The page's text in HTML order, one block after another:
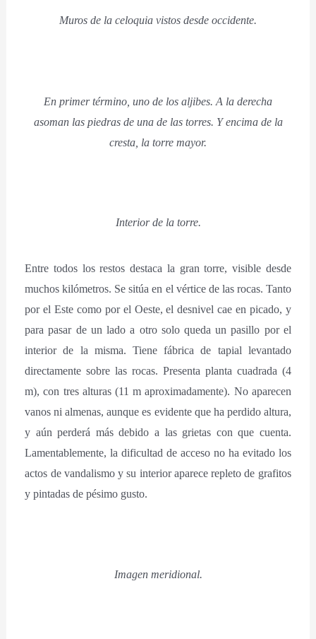
Muros de la celoquia vistos desde occidente.
En primer término, uno de los aljibes. A la derecha
asoman las piedras de una de las torres. Y encima de la
cresta, la torre mayor.
Interior de la torre.
Entre todos los restos destaca la gran torre, visible desde
muchos kilómetros. Se sitúa en el vértice de las rocas. Tanto
por el Este como por el Oeste, el desnivel cae en picado, y
para pasar de un lado a otro solo queda un pasillo por el
interior de la misma. Tiene fábrica de tapial levantado
directamente sobre las rocas. Presenta planta cuadrada (4
m), con tres alturas (11 m aproximadamente). No aparecen
vanos ni almenas, aunque es evidente que ha perdido altura,
y aún perderá más debido a las grietas con que cuenta.
Lamentablemente, la dificultad de acceso no ha evitado los
actos de vandalismo y su interior aparece repleto de grafitos
y pintadas de pésimo gusto.
Imagen meridional.